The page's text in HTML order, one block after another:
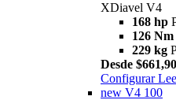
XDiavel V4
168 hp
126 Nm
229 kg
Desde
Configurar
new V4 100